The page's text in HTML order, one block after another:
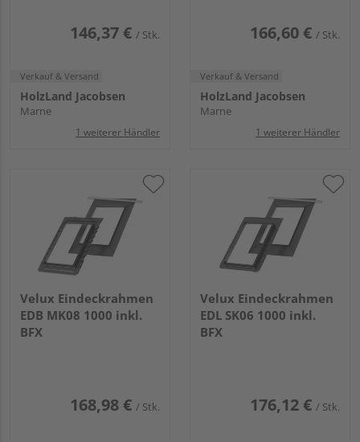
146,37 € / Stk.
Verkauf & Versand
HolzLand Jacobsen
Marne
1 weiterer Händler
166,60 € / Stk.
Verkauf & Versand
HolzLand Jacobsen
Marne
1 weiterer Händler
Velux Eindeckrahmen
EDB MK08 1000 inkl.
BFX
168,98 € / Stk.
Velux Eindeckrahmen
EDL SK06 1000 inkl.
BFX
176,12 € / Stk.